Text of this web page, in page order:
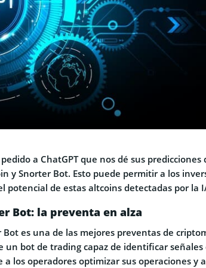
a ChatGPT que nos dé sus predicciones
y Snorter Bot. Esto puede permitir a los
potencial de estas altcoins detectadas por la
Bot: la preventa en alza
Bot es una de las mejores preventas de
un bot de trading capaz de identificar señales
a los operadores optimizar sus operaciones y